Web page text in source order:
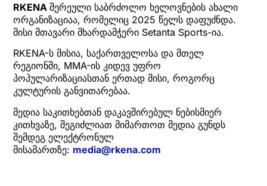
RKENA შერეული საბრძოლო ხელოვნების ახალი
ორგანიზაციაა, რომელიც 2025 წელს დაფუძნდა.
მისი მთავარი მხარდამჭერი Setanta Sports-ია.
RKENA-ს მისია, საქართველოსა და მთელ
რეგიონში, MMA-ის კიდევ უფრო
პოპულარიზაციასთან ერთად მისი, როგორც
კულტურის განვითარებაა.
მედია საკითხებთან დაკავშირებულ ნებისმიერ
კითხვაზე, შეგიძლიათ მიმართოთ მედია გუნდს
შემდეგ ელექტრონულ
მისამართზე: media@rkena.com